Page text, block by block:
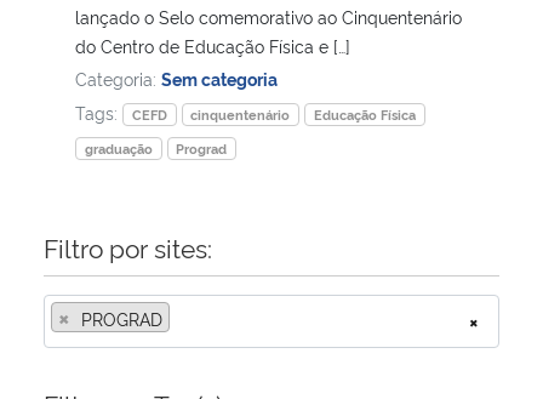
Ministério da Ciência, Tecnologia, Inovações e Comunicações
Ministério do Meio Ambiente
Ministério do Turismo
Ministério da Mulher, da Família e dos Direitos Humanos
lançado o Selo comemorativo ao Cinquentenário
do Centro de Educação Física e […]
Categoria: Sem categoria
Tags:
CEFD cinquentenário
Educação Física
graduação
Prograd
Filtro por sites:
×
× PROGRAD